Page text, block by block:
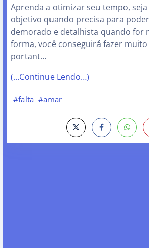
Aprenda a otimizar seu tempo,
objetivo quando precisa para
demorado e detalhista quando for
forma, você conseguirá fazer muito
portant…
(…Continue Lendo…)
#falta #amar